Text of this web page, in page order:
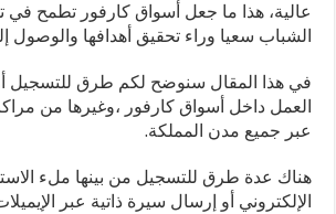
عالية، هذا ما جعل أسواق كارفور تطمح
الشباب سعيا وراء تحقيق أهدافها والوصول
في هذا المقال سنوضح لكم طرق للتسجيل
العمل داخل أسواق كارفور ،وغيرها من
عبر جميع مدن المملكة.
هناك عدة طرق للتسجيل من بينها ملء
الإلكتروني أو إرسال سيرة ذاتية عبر